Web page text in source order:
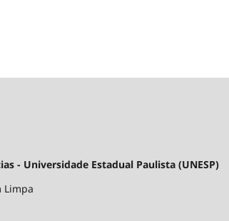
- Universidade Estadual Paulista (UNESP)
Limpa